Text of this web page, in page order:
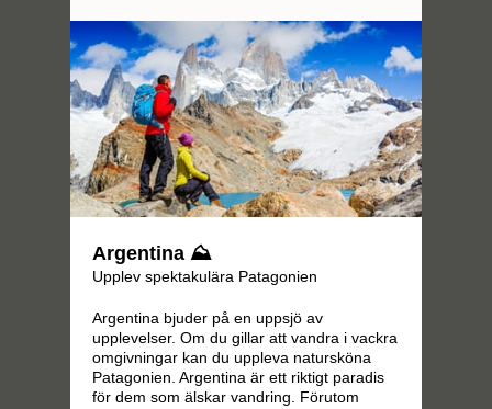
Argentina ⛰️
Upplev spektakulära Patagonien
Argentina bjuder på en uppsjö av
upplevelser. Om du gillar att vandra i vackra
omgivningar kan du uppleva natursköna
Patagonien. Argentina är ett riktigt paradis
för dem som älskar vandring. Förutom